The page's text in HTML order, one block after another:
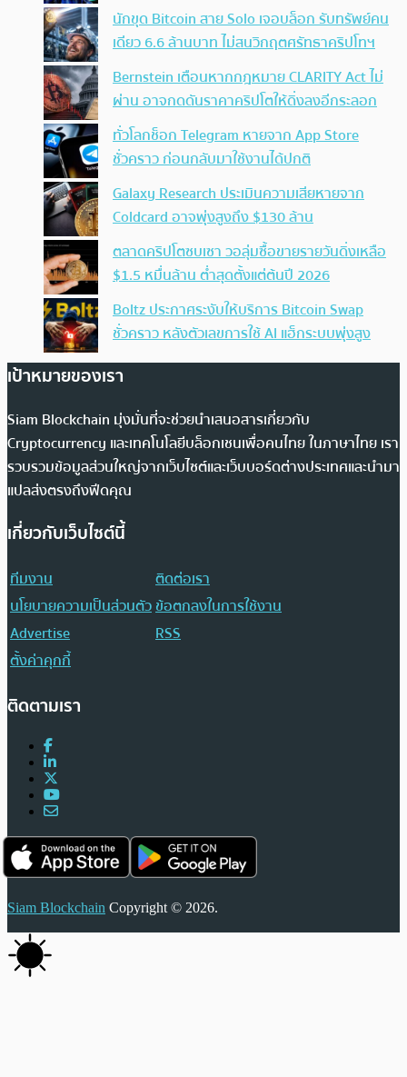
นักขุด Bitcoin สาย Solo เจอบล็อก รับทรัพย์คน
เดียว 6.6 ล้านบาท ไม่สนวิกฤตศรัทธาคริปโทฯ
Bernstein เตือนหากกฎหมาย CLARITY Act ไม่
ผ่าน อาจกดดันราคาคริปโตให้ดิ่งลงอีกระลอก
ทั่วโลกช็อก Telegram หายจาก App Store
ชั่วคราว ก่อนกลับมาใช้งานได้ปกติ
Galaxy Research ประเมินความเสียหายจาก
Coldcard อาจพุ่งสูงถึง $130 ล้าน
ตลาดคริปโตซบเซา วอลุ่มซื้อขายรายวันดิ่งเหลือ
$1.5 หมื่นล้าน ต่ำสุดตั้งแต่ต้นปี 2026
Boltz ประกาศระงับให้บริการ Bitcoin Swap
ชั่วคราว หลังตัวเลขการใช้ AI แฮ็กระบบพุ่งสูง
เป้าหมายของเรา
Siam Blockchain มุ่งมั่นที่จะช่วยนำเสนอสารเกี่ยวกับ
Cryptocurrency และเทคโนโลยีบล็อกเชนเพื่อคนไทย ในภาษาไทย เรา
รวบรวมข้อมูลส่วนใหญ่จากเว็บไซต์และเว็บบอร์ดต่างประเทศและนำมา
แปลส่งตรงถึงฟีดคุณ
เกี่ยวกับเว็บไซต์นี้
ทีมงาน
ติดต่อเรา
นโยบายความเป็นส่วนตัวข้อตกลงในการใช้งาน
Advertise
RSS
ตั้งค่าคุกกี้
ติดตามเรา
Siam Blockchain Copyright © 2026.